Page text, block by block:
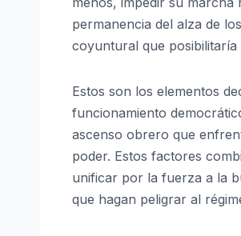
permanencia del alza de
coyuntural que
Estos son los elementos
funcionamiento
ascenso obrero que
poder. Estos factores
unificar por la fuerza a la
que hagan peligrar al